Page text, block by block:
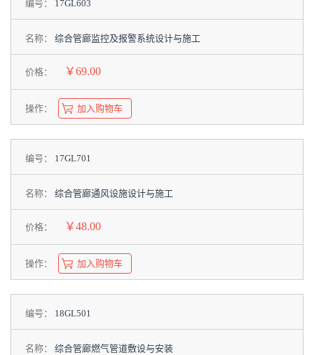
编号： 17GL603
名称： 综合管廊监控及报警系统设计与施工
价格： ￥69.00
操作： 加入购物车
编号： 17GL701
名称： 综合管廊通风设施设计与施工
价格： ￥48.00
操作： 加入购物车
编号： 18GL501
名称： 综合管廊燃气管道敷设与安装